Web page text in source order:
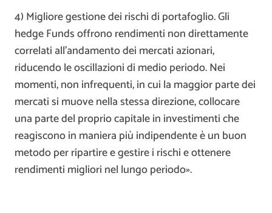
4) Migliore gestione dei rischi di portafoglio. Gli
hedge Funds offrono rendimenti non direttamente
correlati all’andamento dei mercati azionari,
riducendo le oscillazioni di medio periodo. Nei
momenti, non infrequenti, in cui la maggior parte dei
mercati si muove nella stessa direzione, collocare
una parte del proprio capitale in investimenti che
reagiscono in maniera più indipendente è un buon
metodo per ripartire e gestire i rischi e ottenere
rendimenti migliori nel lungo periodo».